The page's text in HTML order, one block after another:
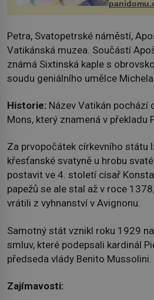
Petra, Svatopetrské náměstí,
Vatikánská muzea. Součástí
známá Sixtinská kaple s
soudu geniálního umělce
Historie: Název Vatikán pochází
Mons, který znamená v překladu
Za prvopočátek církevního státu
křesťanské svatyně u hrobu
postavit ve 4. století císař
papežů se ale stal až v roce
vrátili z vyhnanství v Avignonu.
Samotný stát vznikl roku 1929
smluv, které podepsali kardinál
předseda vlády Benito Mussolini.
Zajímavosti: